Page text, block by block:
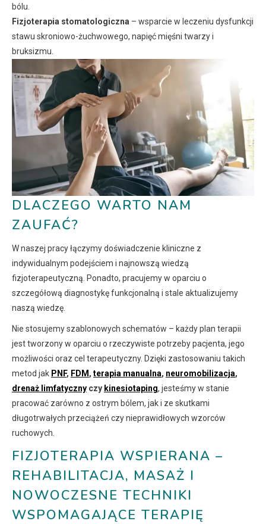
bólu.
Fizjoterapia stomatologiczna – wsparcie w leczeniu dysfunkcji
stawu skroniowo-żuchwowego, napięć mięśni twarzy i
bruksizmu.
DLACZEGO WARTO NAM
ZAUFAĆ?
W naszej pracy łączymy doświadczenie kliniczne z
indywidualnym podejściem i najnowszą wiedzą
fizjoterapeutyczną. Ponadto, pracujemy w oparciu o
szczegółową diagnostykę funkcjonalną i stale aktualizujemy
naszą wiedzę.
Nie stosujemy szablonowych schematów – każdy plan terapii
jest tworzony w oparciu o rzeczywiste potrzeby pacjenta, jego
możliwości oraz cel terapeutyczny. Dzięki zastosowaniu takich
metod jak PNF, FDM, terapia manualna, neuromobilizacja,
drenaż limfatyczny czy kinesiotaping, jesteśmy w stanie
pracować zarówno z ostrym bólem, jak i ze skutkami
długotrwałych przeciążeń czy nieprawidłowych wzorców
ruchowych.
FIZJOTERAPIA WSPIERANA –
REHABILITACJA, MASAŻ I
NOWOCZESNE TECHNIKI
WSPOMAGAJĄCE TERAPIĘ